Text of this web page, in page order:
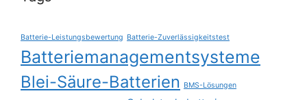
Batterie-Leistungsbewertung Batterie-Zuverlässigkeitstest
Batteriemanagementsysteme
Blei-Säure-Batterien BMS-Lösungen